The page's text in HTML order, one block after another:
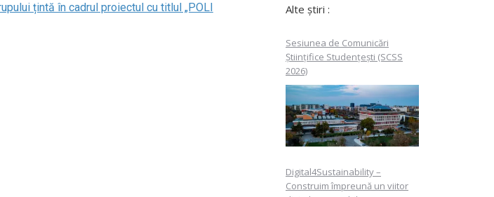
țintă în cadrul proiectul cu titlul „POLI
Alte știri :
Sesiunea de Comunicări
Științifice Studențești (SCSS
2026)
Digital4Sustainability –
Construim împreună un viitor